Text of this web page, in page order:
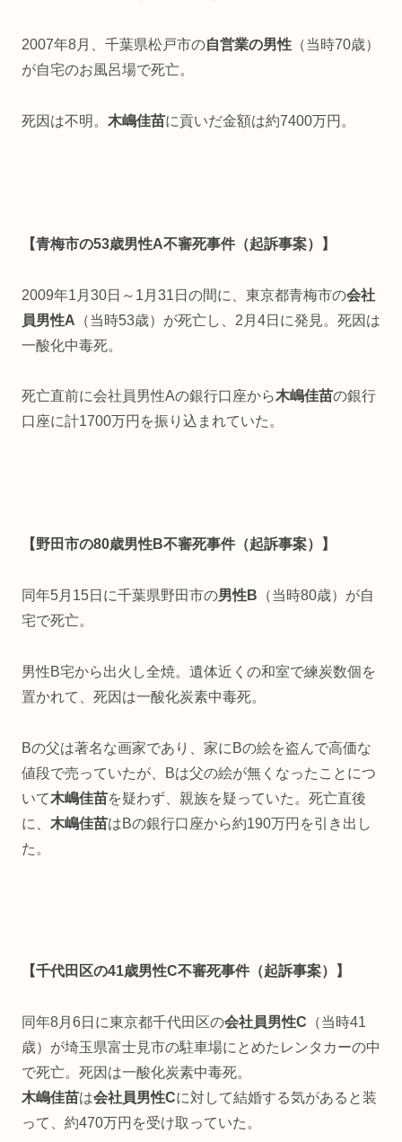
2007年8月、千葉県松戸市の自営業の男性 （当時70歳）
が自宅のお風呂場で死亡。
死因は不明。 木嶋佳苗に貢いだ金額は約7400万円。
【青梅市の53歳男性A不審死事件（起訴事案）】
2009年1月30日～1月31日の間に、東京都青梅市の会社
員男性A （当時53歳）が死亡し、2月4日に発見。死因は
一酸化中毒死。
死亡直前に会社員男性Aの銀行口座から木嶋佳苗の銀行
口座に計1700万円を振り込まれていた。
【野田市の80歳男性B不審死事件（起訴事案）】
同年5月15日に千葉県野田市の男性B （当時80歳）が自
宅で死亡。
男性B宅から出火し全焼。遺体近くの和室で練炭数個を
置かれて、死因は一酸化炭素中毒死。
Bの父は著名な画家であり、家にBの絵を盗んで高価な
値段で売っていたが、Bは父の絵が無くなったことにつ
いて木嶋佳苗を疑わず、親族を疑っていた。死亡直後
に、 木嶋佳苗はBの銀行口座から約190万円を引き出し
た。
【千代田区の41歳男性C不審死事件（起訴事案）】
同年8月6日に東京都千代田区の会社員男性C （当時41
歳）が埼玉県富士見市の駐車場にとめたレンタカーの中
で死亡。死因は一酸化炭素中毒死。
木嶋佳苗は会社員男性Cに対して結婚する気があると装
って、約470万円を受け取っていた。